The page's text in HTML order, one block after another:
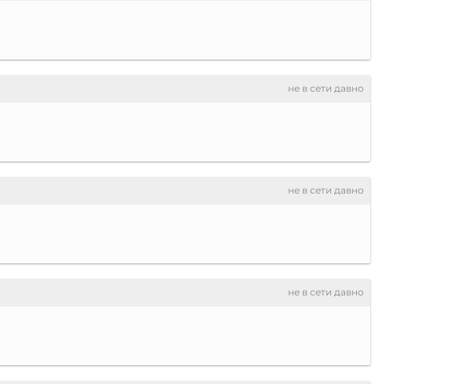
не в сети давно
не в сети давно
не в сети давно